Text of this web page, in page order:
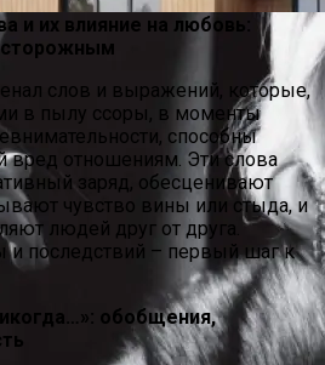
Инженерными
Для Комфорта И Удобства
и их влияние на любовь:
слов и выражений, которые,
в пылу ссоры, в моменты
способны
вред отношениям. Эти слова
заряд, обесценивают
чувство вины или стыда, и
людей друг от друга.
и последствий – первый шаг к
обобщения,